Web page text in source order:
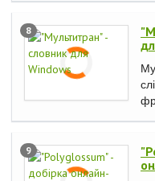
8
9